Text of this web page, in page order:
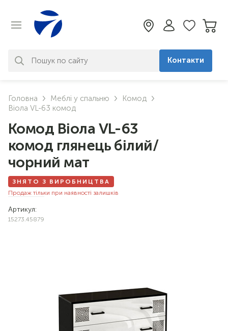
знайдено. Уточніть свій запит
Контакти
Головна Меблі у спальню
Комод
Віола VL-63 комод
Комод Віола VL-63
комод глянець білий/
чорний мат
ЗНЯТО З ВИРОБНИЦТВА
Продаж тільки при наявності залишків
Артикул:
15273.45879